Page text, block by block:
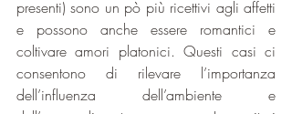
presenti) sono un pò più ricettivi agli affetti
e possono anche essere romantici e
coltivare amori platonici. Questi casi ci
consentono di rilevare l’importanza
dell’influenza dell’ambiente e